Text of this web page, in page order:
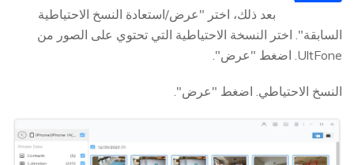
بعد ذلك، اختر "عرض/استعادة النسخ الاحتياطية
السابقة". اختر النسخة الاحتياطية التي تحتوي على الصور من
UltFone. اضغط "عرض".
النسخ الاحتياطي. اضغط "عرض".